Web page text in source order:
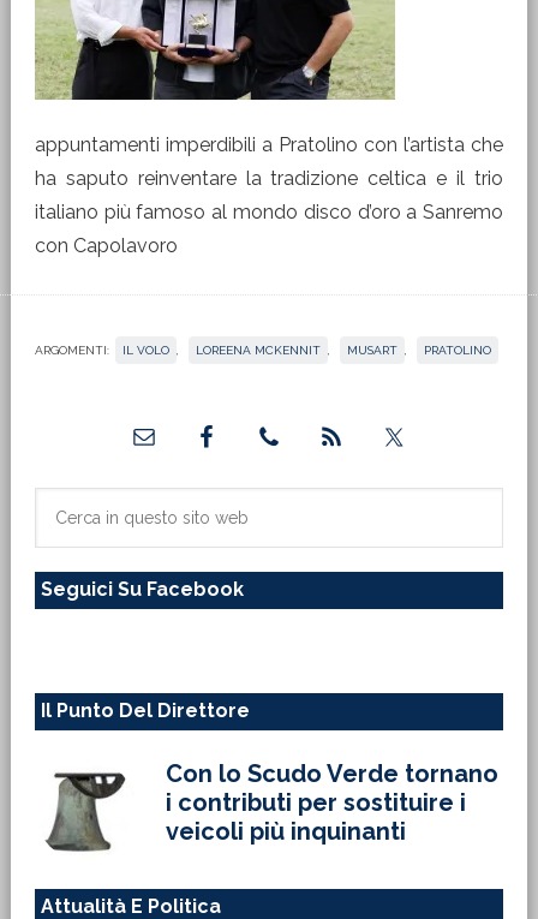
appuntamenti imperdibili a Pratolino con l’artista che
ha saputo reinventare la tradizione celtica e il trio
italiano più famoso al mondo disco d’oro a Sanremo
con Capolavoro
ARGOMENTI: IL VOLO LOREENA MCKENNIT MUSART PRATOLINO
primaria
sito
Seguici Su Facebook
Il Punto Del Direttore
Con lo Scudo Verde tornano
i contributi per sostituire i
veicoli più inquinanti
Attualità E Politica